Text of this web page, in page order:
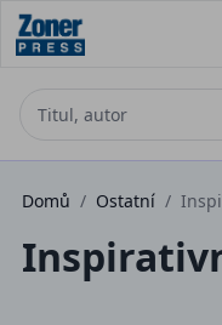
Domů / Ostatní /